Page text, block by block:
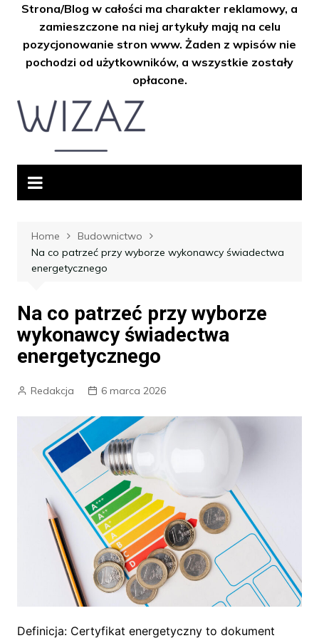
Strona/Blog w całości ma charakter reklamowy, a
zamieszczone na niej artykuły mają na celu
pozycjonowanie stron www. Żaden z wpisów nie
pochodzi od użytkowników, a wszystkie zostały
opłacone.
Skip
content
Home
Budownictwo
Na co patrzeć przy wyborze wykonawcy świadectwa
energetycznego
Na co patrzeć przy wyborze
wykonawcy świadectwa
energetycznego
Redakcja 6 marca 2026
Definicja: Certyfikat energetyczny to dokument